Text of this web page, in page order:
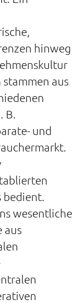
hinweg
aus
B.
und
bedient.
wesentliche
aus